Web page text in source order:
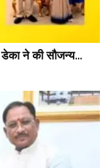
डेका ने की सौजन्य...